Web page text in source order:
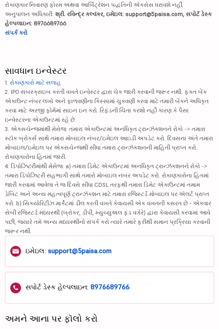
રોકાણકાર નિવારણ ફોરમ અથવા આર્બિટ્રેશન પદ્ધતિની ઍક્સેસ ધરાવશે નહીં.
અનુપાલન અધિકારી: શ્રી. રવિન્દ્ર કલ્વંકર, ઇમેઇલ: support@5paisa.com, સપોર્ટ ડેસ્ક
હેલ્પલાઇન: 8976689766
સંપર્ક કરો
સાવધાન ઇન્વેસ્ટર
1. રોકાણકારો માટે સલાહ
2. IPO સબસ્ક્રાઇબ કરતી વખતે ઇન્વેસ્ટર દ્વારા ચેક જારી કરવાની જરૂર નથી. ફક્ત બેંક
એકાઉન્ટ નંબર લખો અને ફાળવણીના કિસ્સામાં ચુકવણી કરવા માટે તમારી બેંકને અધિકૃત
કરવા માટે અરજી ફોર્મમાં સાઇન ઇન કરો. રિફંડની ચિંતા કરશો નહીં કારણ કે પૈસા
ઇન્વેસ્ટરના એકાઉન્ટમાં રહે છે.
3. એક્સચેન્જમાંથી મેસેજ: તમારા એકાઉન્ટમાં અનધિકૃત ટ્રાન્ઝૅક્શનને રોકો -> તમારા
સ્ટૉક બ્રોકર્સ સાથે તમારા મોબાઇલ નંબર/ઇમેઇલ આઇડી અપડેટ કરો. દિવસના અંતે તમારા
મોબાઇલ/ઇમેઇલ પર એક્સચેન્જથી સીધા તમારા ટ્રાન્ઝૅક્શનની માહિતી પ્રાપ્ત કરો.
રોકાણકારોના હિતમાં જારી.
4. ડિપોઝિટરીમાંથી મેસેજ: a) તમારા ડિમેટ એકાઉન્ટમાં અનધિકૃત ટ્રાન્ઝૅક્શનને રોકો ->
તમારા ડિપોઝિટરી સહભાગી સાથે તમારો મોબાઇલ નંબર અપડેટ કરો. રોકાણકારોના હિતમાં
જારી કરવામાં આવેલા તે જ દિવસે સીધા CDSL તરફથી તમારા ડિમેટ એકાઉન્ટમાં તમામ
ડેબિટ અને અન્ય મહત્વપૂર્ણ ટ્રાન્ઝૅક્શન માટે તમારા રજિસ્ટર્ડ મોબાઇલ પર ઍલર્ટ પ્રાપ્ત
કરો. b) સિક્યોરિટીઝ માર્કેટમાં ડીલ કરતી વખતે કેવાયસી એક વખતની કસરત છે - એકવાર
સેબી રજિસ્ટર્ડ મધ્યસ્થી (બ્રોકર, ડીપી, મ્યુચ્યુઅલ ફંડ વગેરે) દ્વારા કેવાયસી કરવામાં આવે
પછી, જ્યારે તમે અન્ય મધ્યસ્થીનો સંપર્ક કરો ત્યારે તમારે ફરીથી સમાન પ્રક્રિયા કરવાની
જરૂર નથી.
ઇમેઇલ: support@5paisa.com
સપોર્ટ ડેસ્ક હેલ્પલાઇન: 8976689766
અમને આના પર ફૉલો કરો